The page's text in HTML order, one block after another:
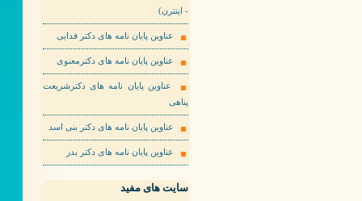
- اینترن)
عناوین پایان نامه های دکتر فدایی
عناوین پایان نامه های دکترمعنوی
عناوین پایان نامه های دکترشریعت
پناهی
عناوین پایان نامه های دکتر بنی اسد
عناوین پایان نامه های دکتر بدر
سایت های مفید